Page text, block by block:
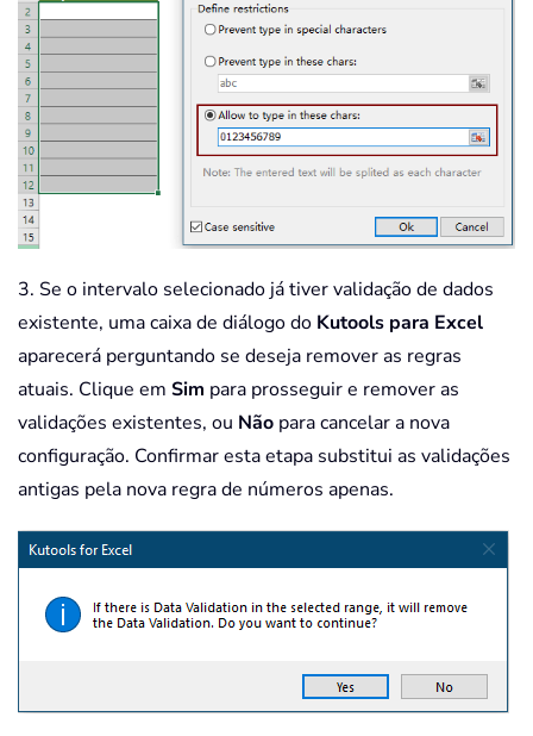
3. Se o intervalo selecionado já tiver validação de dados
existente, uma caixa de diálogo do Kutools para Excel
aparecerá perguntando se deseja remover as regras
atuais. Clique em Sim para prosseguir e remover as
validações existentes, ou Não para cancelar a nova
configuração. Confirmar esta etapa substitui as validações
antigas pela nova regra de números apenas.